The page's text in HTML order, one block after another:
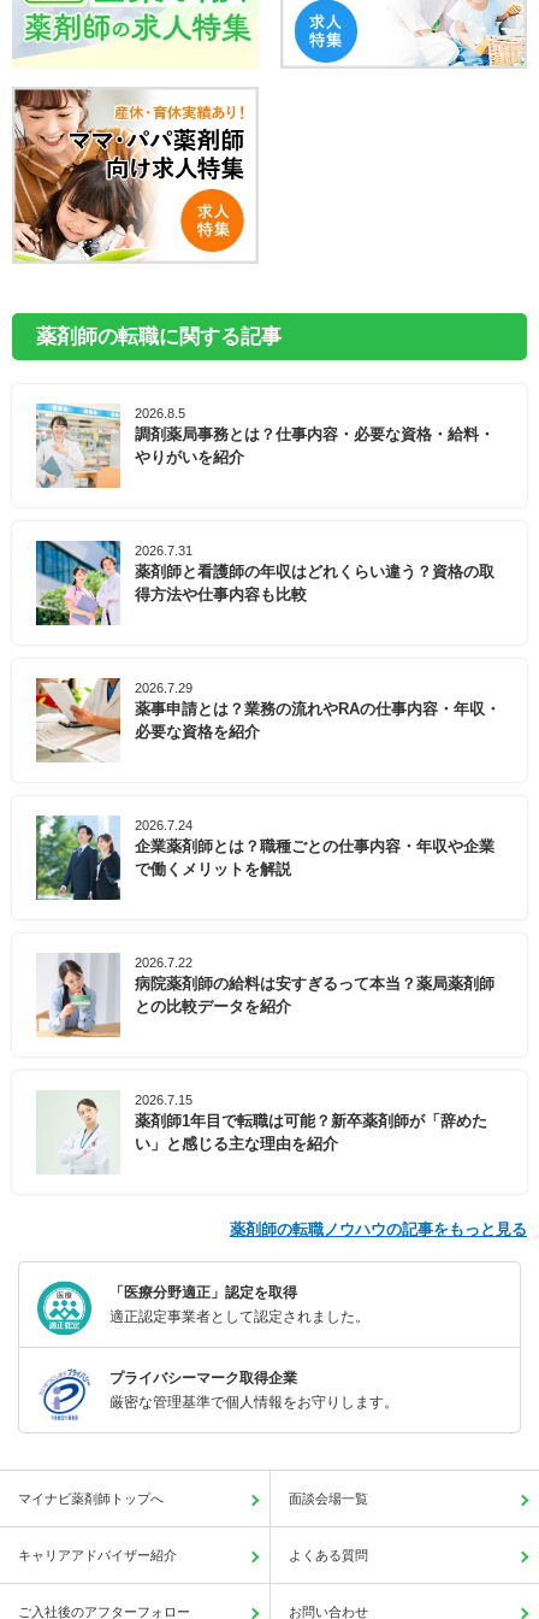
薬剤師の転職に関する記事
2026.8.5
調剤薬局事務とは？仕事内容・必要な資格・給料・
やりがいを紹介
2026.7.31
薬剤師と看護師の年収はどれくらい違う？資格の取
得方法や仕事内容も比較
2026.7.29
薬事申請とは？業務の流れやRAの仕事内容・年収・
必要な資格を紹介
2026.7.24
企業薬剤師とは？職種ごとの仕事内容・年収や企業
で働くメリットを解説
2026.7.22
病院薬剤師の給料は安すぎるって本当？薬局薬剤師
との比較データを紹介
2026.7.15
薬剤師1年目で転職は可能？新卒薬剤師が「辞めた
い」と感じる主な理由を紹介
薬剤師の転職ノウハウの記事をもっと見る
「医療分野適正」認定を取得
適正認定事業者として認定されました。
プライバシーマーク取得企業
厳密な管理基準で個人情報をお守りします。
マイナビ薬剤師トップへ 面談会場一覧
キャリアアドバイザー紹介 よくある質問
ご入社後のアフターフォロー お問い合わせ